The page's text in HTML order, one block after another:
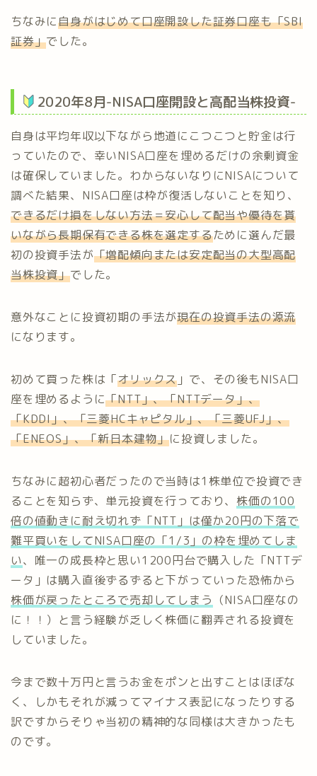
ちなみに自身がはじめて口座開設した証券口座も「SBI
証券」でした。
2020年8月-NISA口座開設と高配当株投資-
自身は平均年収以下ながら地道にこつこつと貯金は行
っていたので、幸いNISA口座を埋めるだけの余剰資金
は確保していました。わからないなりにNISAについて
調べた結果、NISA口座は枠が復活しないことを知り、
できるだけ損をしない方法＝安心して配当や優待を貰
いながら長期保有できる株を選定するために選んだ最
初の投資手法が「増配傾向または安定配当の大型高配
当株投資」でした。
意外なことに投資初期の手法が現在の投資手法の源流
になります。
初めて買った株は「オリックス 」で、その後もNISA口
座を埋めるように「NTT」、「NTTデータ」、
「KDDI」、「三菱HCキャピタル」、「三菱UFJ」、
「ENEOS」、「新日本建物」に投資しました。
ちなみに超初心者だったので当時は1株単位で投資でき
ることを知らず、単元投資を行っており、 株価の100
倍の値動きに耐え切れず「NTT」は僅か20円の下落で
難平買いをしてNISA口座の「1/3」の枠を埋めてしま
い、唯一の成長枠と思い1200円台で購入した「NTTデ
ータ」は購入直後ずるずると下がっていった恐怖から
株価が戻ったところで売却してしまう （NISA口座なの
に！！）と言う経験が乏しく株価に翻弄される投資を
していました。
今まで数十万円と言うお金をポンと出すことはほぼな
く、しかもそれが減ってマイナス表記になったりする
訳ですからそりゃ当初の精神的な同様は大きかったも
のです。